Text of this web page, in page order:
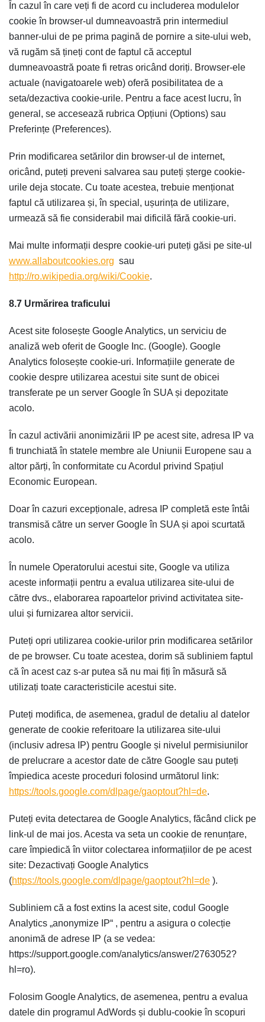
În cazul în care veți fi de acord cu includerea modulelor
cookie în browser-ul dumneavoastră prin intermediul
banner-ului de pe prima pagină de pornire a site-ului web,
vă rugăm să țineți cont de faptul că acceptul
dumneavoastră poate fi retras oricând doriți. Browser-ele
actuale (navigatoarele web) oferă posibilitatea de a
seta/dezactiva cookie-urile. Pentru a face acest lucru, în
general, se accesează rubrica Opțiuni (Options) sau
Preferințe (Preferences).
Prin modificarea setărilor din browser-ul de internet,
oricând, puteți preveni salvarea sau puteți șterge cookie-
urile deja stocate. Cu toate acestea, trebuie menționat
faptul că utilizarea și, în special, ușurința de utilizare,
urmează să fie considerabil mai dificilă fără cookie-uri.
Mai multe informații despre cookie-uri puteți găsi pe site-ul
www.allaboutcookies.org sau
http://ro.wikipedia.org/wiki/Cookie.
8.7 Urmărirea traficului
Acest site folosește Google Analytics, un serviciu de
analiză web oferit de Google Inc. (Google). Google
Analytics folosește cookie-uri. Informațiile generate de
cookie despre utilizarea acestui site sunt de obicei
transferate pe un server Google în SUA și depozitate
acolo.
În cazul activării anonimizării IP pe acest site, adresa IP va
fi trunchiată în statele membre ale Uniunii Europene sau a
altor părți, în conformitate cu Acordul privind Spațiul
Economic European.
Doar în cazuri excepționale, adresa IP completă este întâi
transmisă către un server Google în SUA și apoi scurtată
acolo.
În numele Operatorului acestui site, Google va utiliza
aceste informații pentru a evalua utilizarea site-ului de
către dvs., elaborarea rapoartelor privind activitatea site-
ului și furnizarea altor servicii.
Puteți opri utilizarea cookie-urilor prin modificarea setărilor
de pe browser. Cu toate acestea, dorim să subliniem faptul
că în acest caz s-ar putea să nu mai fiți în măsură să
utilizați toate caracteristicile acestui site.
Puteți modifica, de asemenea, gradul de detaliu al datelor
generate de cookie referitoare la utilizarea site-ului
(inclusiv adresa IP) pentru Google și nivelul permisiunilor
de prelucrare a acestor date de către Google sau puteți
împiedica aceste proceduri folosind următorul link:
https://tools.google.com/dlpage/gaoptout?hl=de.
Puteți evita detectarea de Google Analytics, făcând click pe
link-ul de mai jos. Acesta va seta un cookie de renunțare,
care împiedică în viitor colectarea informațiilor de pe acest
site: Dezactivați Google Analytics
(https://tools.google.com/dlpage/gaoptout?hl=de ).
Subliniem că a fost extins la acest site, codul Google
Analytics „anonymize IP“ , pentru a asigura o colecție
anonimă de adrese IP (a se vedea:
https://support.google.com/analytics/answer/2763052?
hl=ro).
Folosim Google Analytics, de asemenea, pentru a evalua
datele din programul AdWords și dublu-cookie în scopuri